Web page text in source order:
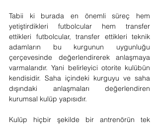
Tabii ki burada en önemli süreç hem
yetiştirdikleri futbolcular hem transfer
ettikleri futbolcular, transfer ettikleri teknik
adamların bu kurgunun uygunluğu
çerçevesinde değerlendirerek anlaşmaya
varmalarıdır. Yani belirleyici otorite kulübün
kendisidir. Saha içindeki kurguyu ve saha
dışındaki anlaşmaları değerlendiren
kurumsal kulüp yapısıdır.
Kulüp hiçbir şekilde bir antrenörün tek